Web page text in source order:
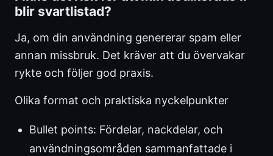
blir svartlistad?
Ja, om din användning genererar spam eller
annan missbruk. Det kräver att du övervakar
rykte och följer god praxis.
Olika format och praktiska nyckelpunkter
Bullet points: Fördelar, nackdelar, och
användningsområden sammanfattade i